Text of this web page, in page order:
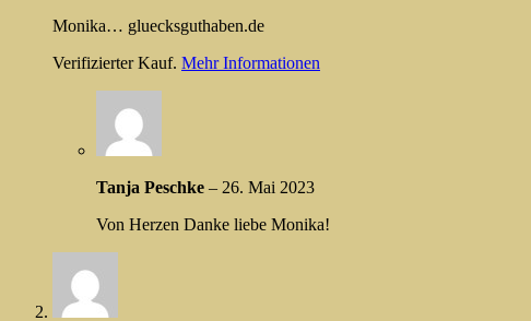
Monika… gluecksguthaben.de
Verifizierter Kauf. Mehr Informationen
Tanja Peschke – 26. Mai 2023
Von Herzen Danke liebe Monika!